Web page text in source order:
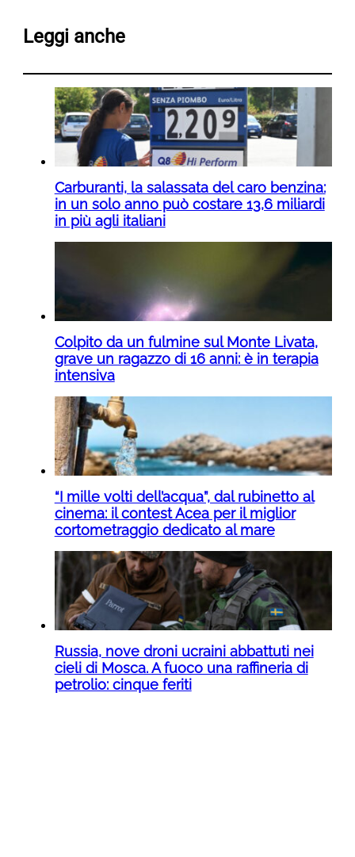
Leggi anche
Carburanti, la salassata del caro benzina:
in un solo anno può costare 13,6 miliardi
in più agli italiani
Colpito da un fulmine sul Monte Livata,
grave un ragazzo di 16 anni: è in terapia
intensiva
“I mille volti dell’acqua”, dal rubinetto al
cinema: il contest Acea per il miglior
cortometraggio dedicato al mare
Russia, nove droni ucraini abbattuti nei
cieli di Mosca. A fuoco una raffineria di
petrolio: cinque feriti